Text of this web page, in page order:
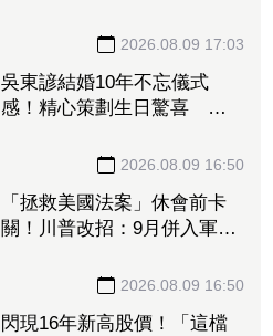
2026.08.09 17:03
吳東諺結婚10年不忘儀式
感！精心策劃生日驚喜 還
2026.08.09 16:50
「拯救美國法案」休會前卡
關！川普改招：9月併入軍費
2026.08.09 16:50
閃現16年新高股價！「這檔